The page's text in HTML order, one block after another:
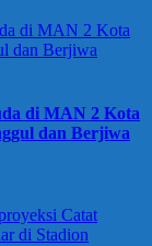
di MAN 2 Kota
dan Berjiwa